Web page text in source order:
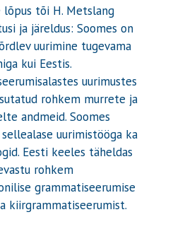
lõpus tõi H. Metslang
ja järeldus: Soomes on
uurimine tugevama
kui Eestis.
uurimustes
rohkem murrete ja
andmeid. Soomes
uurimistööga ka
Eesti keeles täheldas
rohkem
grammatiseerumise
kiirgrammatiseerumist.